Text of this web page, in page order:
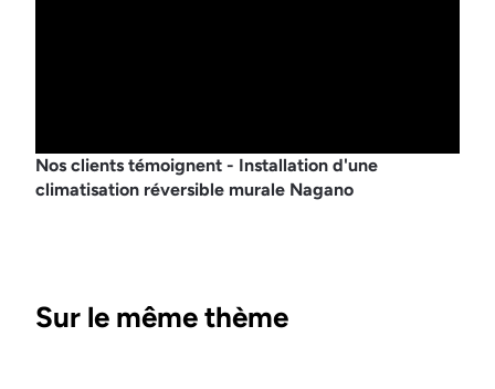
Nos clients témoignent - Installation d'une
climatisation réversible murale Nagano
Sur le même thème